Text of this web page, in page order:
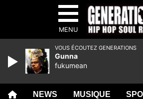
MENU
NEWS MUSIQUE
VOUS ÉCOUTEZ GENERATIONS
Gunna
fukumean